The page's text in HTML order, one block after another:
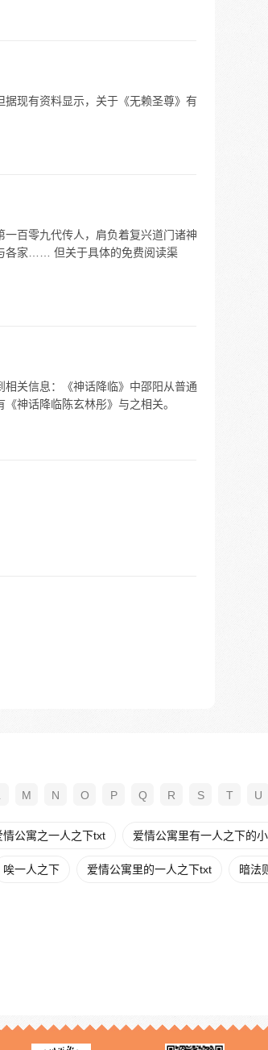
现有资料显示，关于《无赖圣尊》有
百零九代传人，肩负着复兴道门诸神
各家…… 但关于具体的免费阅读渠
关信息：《神话降临》中邵阳从普通
神话降临陈玄林彤》与之相关。
M N O P Q R S T U
情公寓之一人之下txt 爱情公寓里有一人之下的
唉一人之下 爱情公寓里的一人之下txt 暗法